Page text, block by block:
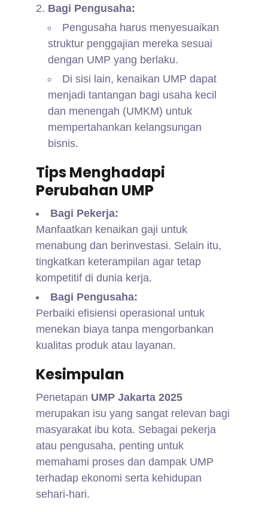
Bagi Pengusaha:
Pengusaha harus menyesuaikan
struktur penggajian mereka sesuai
dengan UMP yang berlaku.
Di sisi lain, kenaikan UMP dapat
menjadi tantangan bagi usaha kecil
dan menengah (UMKM) untuk
mempertahankan kelangsungan
bisnis.
Tips Menghadapi
Perubahan UMP
Bagi Pekerja:
Manfaatkan kenaikan gaji untuk
menabung dan berinvestasi. Selain itu,
tingkatkan keterampilan agar tetap
kompetitif di dunia kerja.
Bagi Pengusaha:
Perbaiki efisiensi operasional untuk
menekan biaya tanpa mengorbankan
kualitas produk atau layanan.
Kesimpulan
Penetapan UMP Jakarta 2025
merupakan isu yang sangat relevan bagi
masyarakat ibu kota. Sebagai pekerja
atau pengusaha, penting untuk
memahami proses dan dampak UMP
terhadap ekonomi serta kehidupan
sehari-hari.